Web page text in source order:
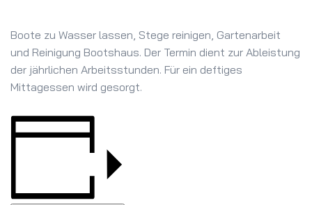
Boote zu Wasser lassen, Stege reinigen, Gartenarbeit
und Reinigung Bootshaus. Der Termin dient zur Ableistung
der jährlichen Arbeitsstunden. Für ein deftiges
Mittagessen wird gesorgt.